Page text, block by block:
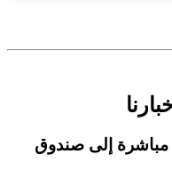
إلى صندوق